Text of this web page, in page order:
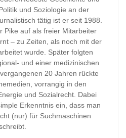
und Soziologie an der
tätig ist er seit 1988.
Pike auf als freier Mitarbeiter
– zu Zeiten, als noch mit der
wurde. Später folgten
und einer medizinischen
20 Jahren rückte
vorrangig in den
und Sozialrecht. Dabei
Erkenntnis ein, dass man
(nur) für Suchmaschinen